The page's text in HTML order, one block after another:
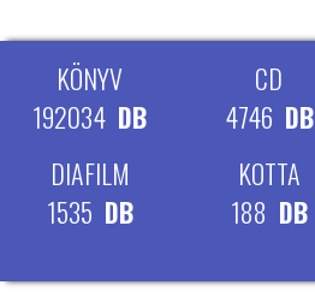
KÖNYV
192034 DB
CD
4746 DB
DIAFILM
1535 DB
KOTTA
188 DB